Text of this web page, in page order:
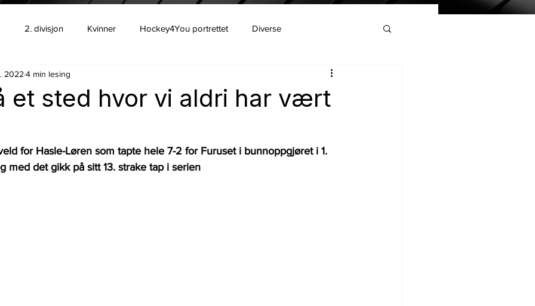
2. divisjon Kvinner Hockey4You portrettet Diverse
et sted hvor vi aldri har vært
2022 4 min lesing
for Hasle-Løren som tapte hele 7-2 for Furuset i bunnoppgjøret i 1.
med det gikk på sitt 13. strake tap i serien